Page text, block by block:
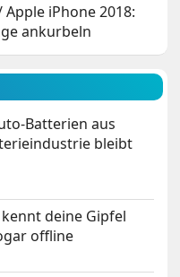
Apple iPhone 2018:
ankurbeln
Batterien aus
bleibt
deine Gipfel
offline